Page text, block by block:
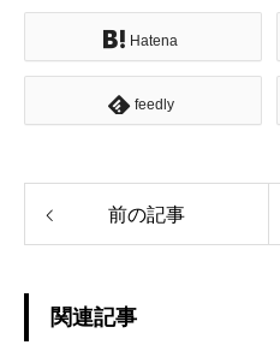
Hatena
feedly
前の記事
関連記事